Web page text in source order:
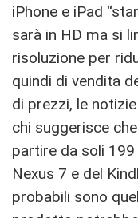
iPhone e iPad
sarà in HD ma si
risoluzione per
quindi di vendita
di prezzi, le
chi suggerisce
partire da soli
Nexus 7 e del
probabili sono